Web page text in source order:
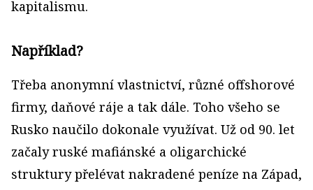
kapitalismu.
Například?
Třeba anonymní vlastnictví, různé offshorové
firmy, daňové ráje a tak dále. Toho všeho se
Rusko naučilo dokonale využívat. Už od 90. let
začaly ruské mafiánské a oligarchické
struktury přelévat nakradené peníze na Západ,